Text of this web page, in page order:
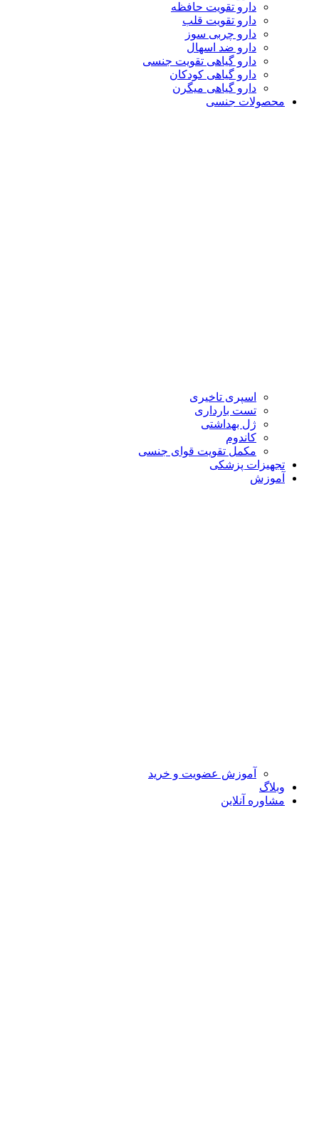
دارو تقویت حافظه
دارو تقویت قلب
دارو چربی سوز
دارو ضد اسهال
دارو گیاهی تقویت جنسی
دارو گیاهی کودکان
دارو گیاهی میگرن
محصولات جنسی
اسپری تاخیری
تست بارداری
ژل بهداشتی
کاندوم
مکمل تقویت قوای جنسی
تجهیزات پزشکی
آموزش
آموزش عضویت و خرید
وبلاگ
مشاوره آنلاین